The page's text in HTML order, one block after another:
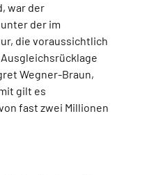
war der
der im
die voraussichtlich
Wegner-Braun,
gilt es
fast zwei Millionen